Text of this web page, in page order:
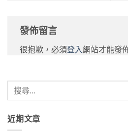
發佈留言
很抱歉，必須登入網站才能發
近期文章